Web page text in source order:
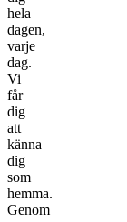
hela
dagen,
varje
dag.
Vi
får
dig
att
känna
dig
som
hemma.
Genom